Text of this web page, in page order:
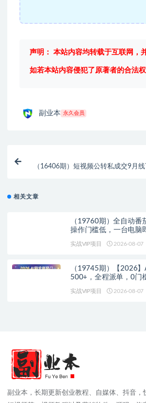
声明： 本站内容均转载于互联网，
如若本站内容侵犯了原著者的合法
副业本 永久会员
（16406期）短视频公转私成交9月
相关文章
（19760期）全自动番
操作门槛低，一台电脑
实战VIP项目 2026-08-07
（19745期）【2026
500+，全程派单，0门
实战VIP项目 2026-08-07
副业本，长期更新创业教程、自媒体、抖音，